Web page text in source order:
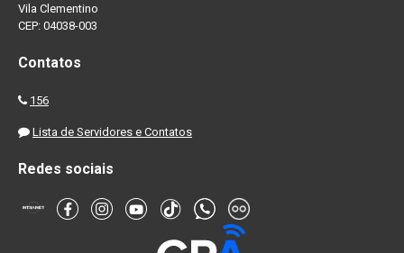
Vila Clementino
CEP: 04038-003
Contatos
156
Lista de Servidores e Contatos
Redes sociais